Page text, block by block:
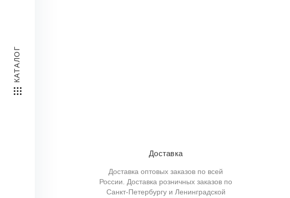
КАТАЛОГ
Доставка
Доставка оптовых заказов по всей
России. Доставка розничных заказов по
Санкт-Петербургу и Ленинградской